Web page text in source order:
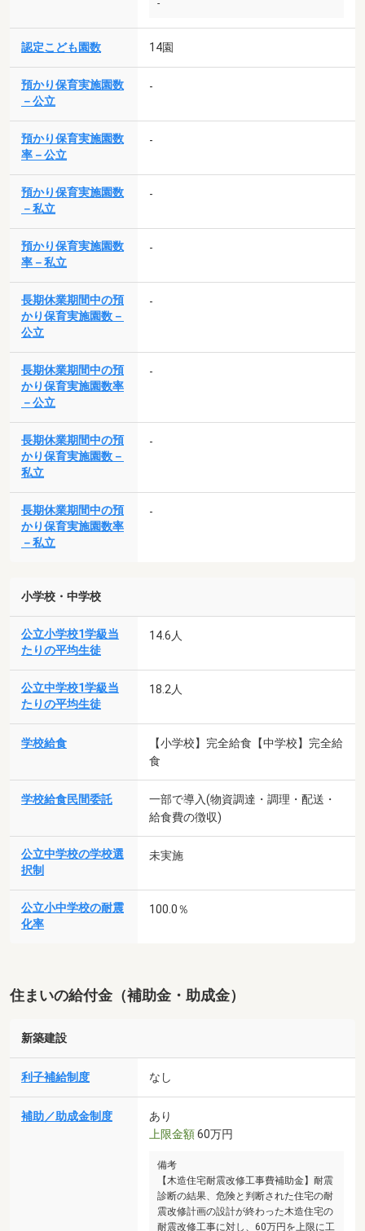
-
認定こども園数 14園
預かり保育実施園数
－公立
-
預かり保育実施園数
率－公立
-
預かり保育実施園数
－私立
-
預かり保育実施園数
率－私立
-
長期休業期間中の預
かり保育実施園数－
公立
-
長期休業期間中の預
かり保育実施園数率
－公立
-
長期休業期間中の預
かり保育実施園数－
私立
-
長期休業期間中の預
かり保育実施園数率
－私立
-
小学校・中学校
公立小学校1学級当
たりの平均生徒
14.6人
公立中学校1学級当
たりの平均生徒
18.2人
学校給食
【小学校】完全給食【中学校】完全給
食
学校給食民間委託
一部で導入(物資調達・調理・配送・
給食費の徴収)
公立中学校の学校選
択制
未実施
公立小中学校の耐震
化率
100.0％
住まいの給付金（補助金・助成金）
新築建設
利子補給制度 なし
補助／助成金制度
あり
上限金額60万円
備考
【木造住宅耐震改修工事費補助金】耐震
診断の結果、危険と判断された住宅の耐
震改修計画の設計が終わった木造住宅の
耐震改修工事に対し、60万円を上限に工